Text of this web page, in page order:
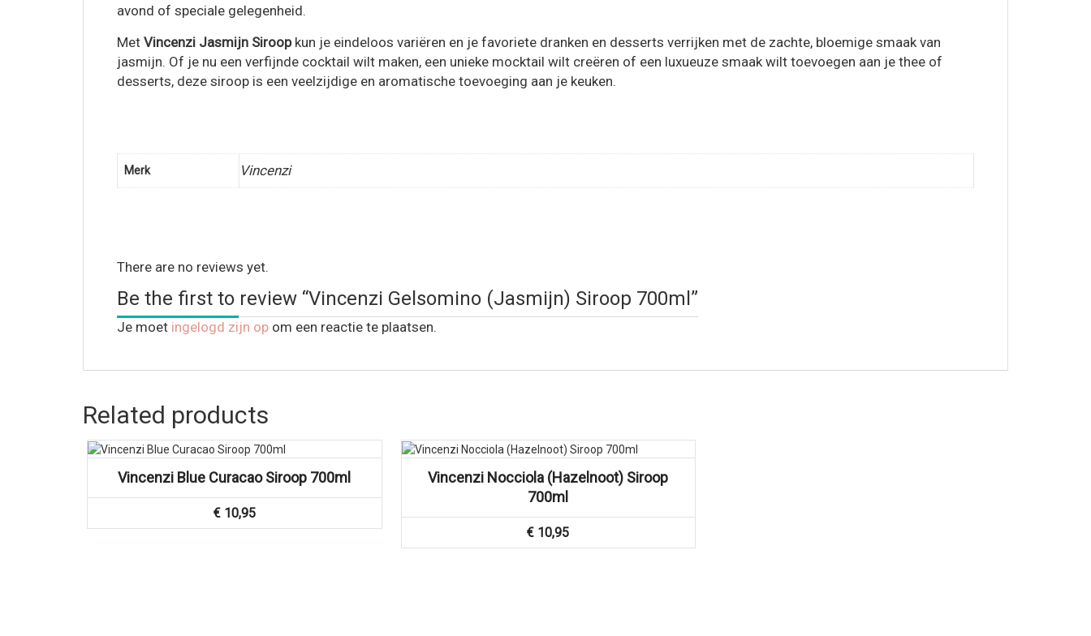
avond of speciale gelegenheid.
Met Vincenzi Jasmijn Siroopkun je eindeloos variëren en je favoriete dranken en desserts verrijken met de zachte, bloemige smaak van
jasmijn. Of je nu een verfijnde cocktail wilt maken, een unieke mocktail wilt creëren of een luxueuze smaak wilt toevoegen aan je thee of
desserts, deze siroop is een veelzijdige en aromatische toevoeging aan je keuken.
Merk Vincenzi
There are no reviews yet.
Be the first to review “Vincenzi Gelsomino (Jasmijn) Siroop 700ml”
Je moet ingelogd zijn op om een reactie te plaatsen.
Related products
Vincenzi Blue Curacao Siroop 700ml
€10,95
Vincenzi Nocciola (Hazelnoot) Siroop
700ml
€ 10,95